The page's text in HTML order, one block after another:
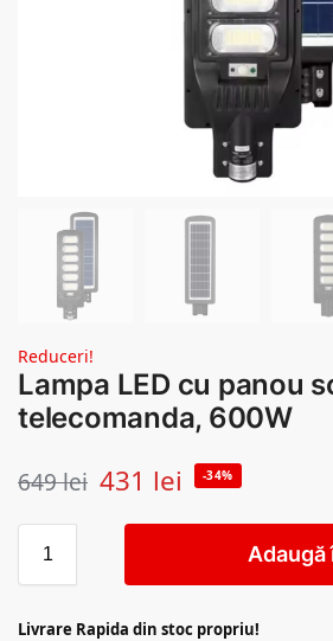
Reduceri!
Lampa LED cu panou
telecomanda, 600W
649lei 431 lei -34%
Adaugă
Livrare Rapida din stoc propriu!